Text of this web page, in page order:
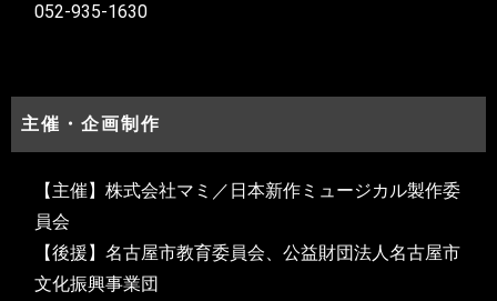
052-935-1630
主催・企画制作
【主催】株式会社マミ／日本新作ミュージカル製作委
員会
【後援】名古屋市教育委員会、公益財団法人名古屋市
文化振興事業団